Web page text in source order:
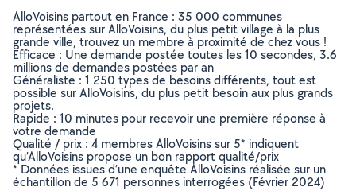
AlloVoisins partout en France : 35 000 communes
représentées sur AlloVoisins, du plus petit village à la plus
grande ville, trouvez un membre à proximité de chez vous !
Efficace : Une demande postée toutes les 10 secondes, 3.6
millions de demandes postées par an
Généraliste : 1 250 types de besoins différents, tout est
possible sur AlloVoisins, du plus petit besoin aux plus grands
projets.
Rapide : 10 minutes pour recevoir une première réponse à
votre demande
Qualité / prix : 4 membres AlloVoisins sur 5* indiquent
qu’AlloVoisins propose un bon rapport qualité/prix
* Données issues d’une enquête AlloVoisins réalisée sur un
échantillon de 5 671 personnes interrogées (Février 2024)